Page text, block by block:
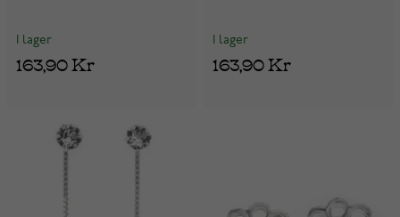
I lager
163,90 Kr
I lager
163,90 Kr